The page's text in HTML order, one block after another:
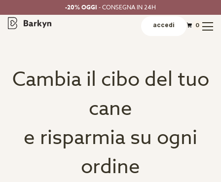
-20% OGGI - CONSEGNA IN 24H
accedi 0
Cambia il cibo del tuo
cane
e risparmia su ogni
ordine